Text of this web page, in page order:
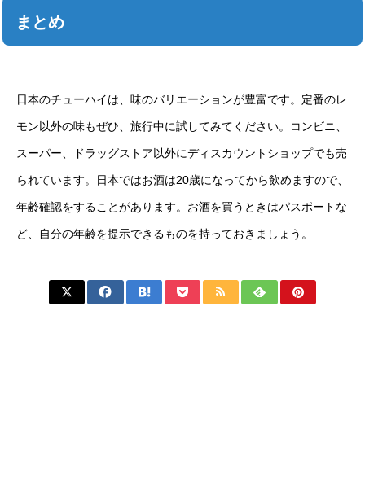
まとめ
日本のチューハイは、味のバリエーションが豊富です。定番のレ
モン以外の味もぜひ、旅行中に試してみてください。コンビニ、
スーパー、ドラッグストア以外にディスカウントショップでも売
られています。日本ではお酒は20歳になってから飲めますので、
年齢確認をすることがあります。お酒を買うときはパスポートな
ど、自分の年齢を提示できるものを持っておきましょう。